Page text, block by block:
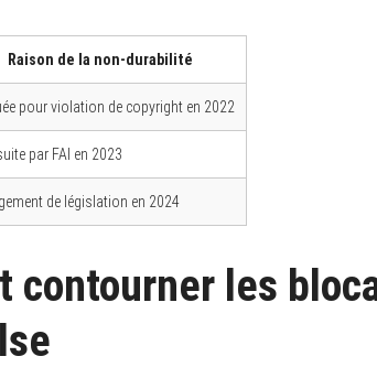
Raison de la non-durabilité
pour violation de copyright en 2022
par FAI en 2023
de législation en 2024
contourner les